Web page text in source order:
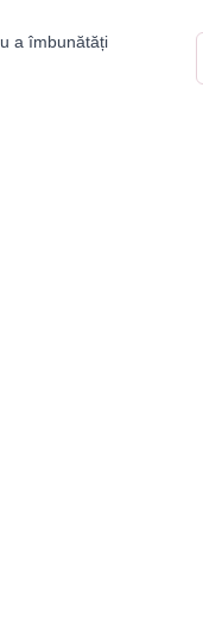
a îmbunătăți